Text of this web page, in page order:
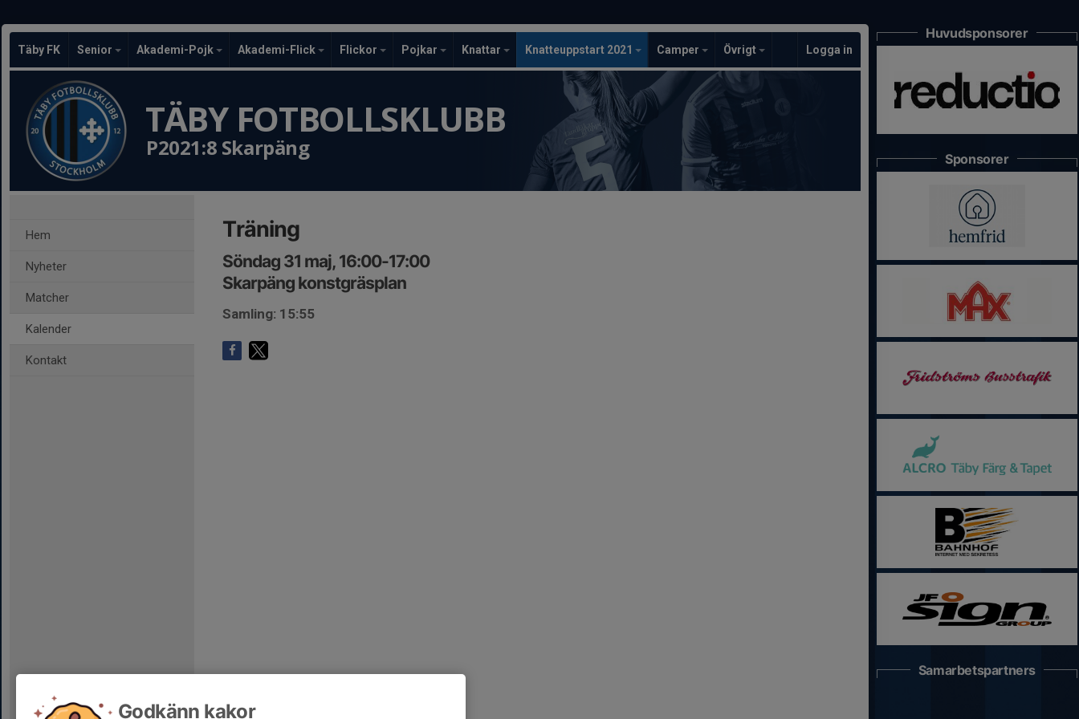
Täby FK Senior Akademi-Pojk Akademi-Flick Flickor Pojkar Knattar Knatteuppstart 2021 Camper Övrigt Logga in
TÄBY FOTBOLLSKLUBB
P2021:8 Skarpäng
Hem
Nyheter
Matcher
Kalender
Kontakt
Träning
Söndag 31 maj, 16:00-17:00
Skarpäng konstgräsplan
Samling: 15:55
Huvudsponsorer
Sponsorer
Samarbetspartners
Godkänn kakor